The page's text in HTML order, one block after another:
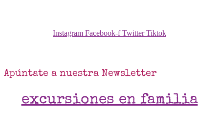
Instagram Facebook-f Twitter Tiktok
Apúntate a nuestra Newsletter
excursiones en familia